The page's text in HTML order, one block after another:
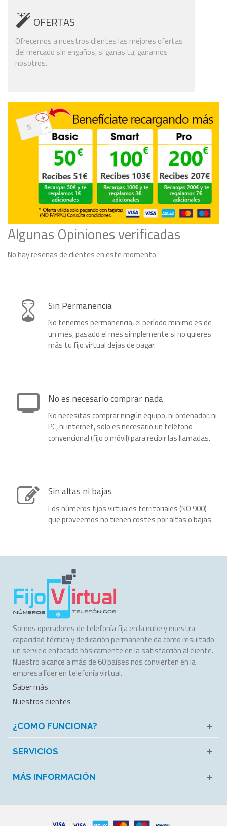
OFERTAS
Ofrecemos a nuestros clientes las mejores ofertas
del mercado sin engaños, si ganas tu, ganamos
nosotros.
Algunas Opiniones verificadas
No hay reseñas de clientes en este momento.
Sin Permanencia
No tenemos permanencia, el período minimo es de
un mes, pasado el mes simplemente si no quieres
más tu fijo virtual dejas de pagar.
No es necesario comprar nada
No necesitas comprar ningún equipo, ni ordenador, ni
PC, ni internet, solo es necesario un teléfono
convencional (fijo o móvil) para recibir las llamadas.
Sin altas ni bajas
Los números fijos virtuales territoriales (NO 900)
que proveemos no tienen costes por altas o bajas.
Somos operadores de telefonía fija en la nube y nuestra
capacidad técnica y dedicación permanente da como resultado
un servicio enfocado básicamente en la satisfacción al cliente.
Nuestro alcance a más de 60 países nos convierten en la
empresa líder en telefonía virtual.
Saber más
Nuestros clientes
¿COMO FUNCIONA?
SERVICIOS
MÁS INFORMACIÓN